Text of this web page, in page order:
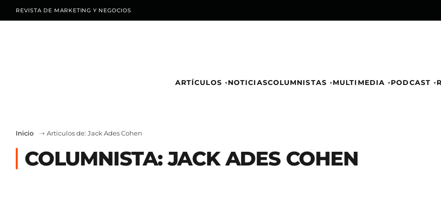
REVISTA DE MARKETING Y NEGOCIOS
ARTÍCULOS NOTICIASCOLUMNISTAS MULTIMEDIA PODCAST
Inicio ⇢ Artículos de: Jack Ades Cohen
COLUMNISTA: JACK ADES COHEN